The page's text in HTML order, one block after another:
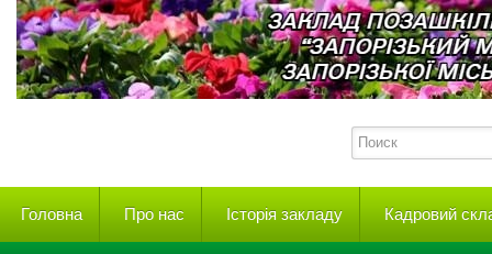
Головна Про нас Історія закладу Кадровий